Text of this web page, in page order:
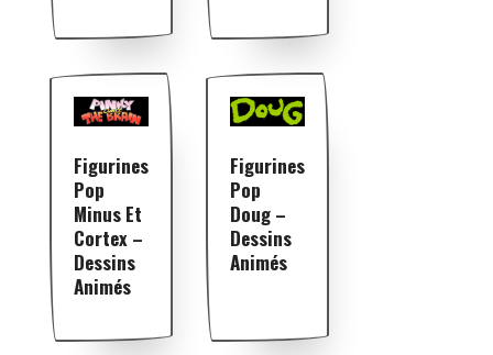
Figurines
Pop
Minus Et
Cortex –
Dessins
Animés
Figurines
Pop
Doug –
Dessins
Animés